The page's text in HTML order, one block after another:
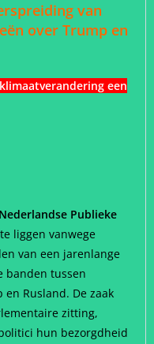
van
over Trump en
een
Publieke
liggen vanwege
van een jarenlange
banden tussen
Rusland. De zaak
zitting,
hun bezorgdheid